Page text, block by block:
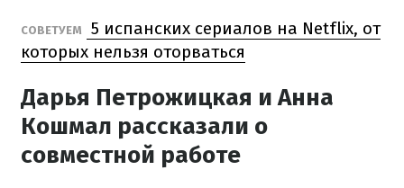
СОВЕТУЕМ
5 испанских сериалов на Netflix, от
которых нельзя оторваться
Дарья Петрожицкая и Анна
Кошмал рассказали о
совместной работе